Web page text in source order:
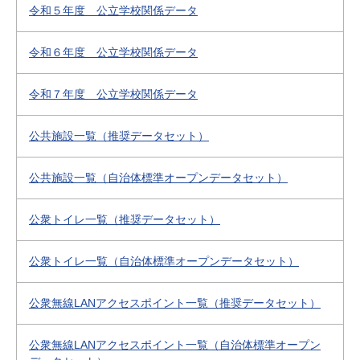
令和５年度 公立学校関係データ
令和６年度 公立学校関係データ
令和７年度 公立学校関係データ
公共施設一覧（推奨データセット）
公共施設一覧（自治体標準オープンデータセット）
公衆トイレ一覧（推奨データセット）
公衆トイレ一覧（自治体標準オープンデータセット）
公衆無線LANアクセスポイント一覧（推奨データセット）
公衆無線LANアクセスポイント一覧（自治体標準オープン